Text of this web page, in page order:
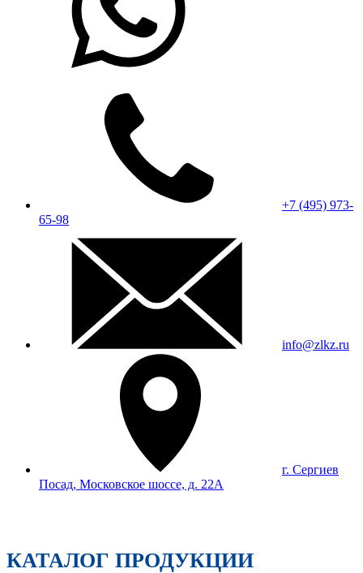
+7 (495) 973-
65-98
info@zlkz.ru
г. Сергиев
Посад, Московское шоссе, д. 22А
КАТАЛОГ ПРОДУКЦИИ